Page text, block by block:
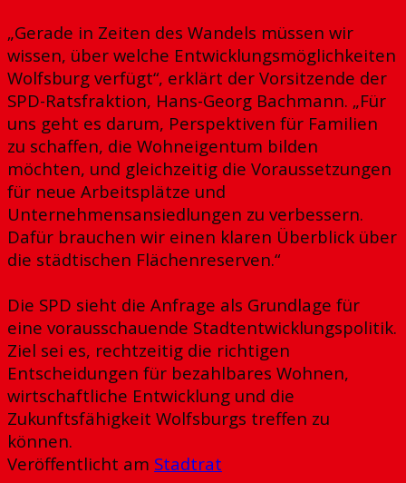
„Gerade in Zeiten des Wandels müssen wir
wissen, über welche Entwicklungsmöglichkeiten
Wolfsburg verfügt“, erklärt der Vorsitzende der
SPD-Ratsfraktion, Hans-Georg Bachmann. „Für
uns geht es darum, Perspektiven für Familien
zu schaffen, die Wohneigentum bilden
möchten, und gleichzeitig die Voraussetzungen
für neue Arbeitsplätze und
Unternehmensansiedlungen zu verbessern.
Dafür brauchen wir einen klaren Überblick über
die städtischen Flächenreserven.“
Die SPD sieht die Anfrage als Grundlage für
eine vorausschauende Stadtentwicklungspolitik.
Ziel sei es, rechtzeitig die richtigen
Entscheidungen für bezahlbares Wohnen,
wirtschaftliche Entwicklung und die
Zukunftsfähigkeit Wolfsburgs treffen zu
können.
Veröffentlicht am Stadtrat